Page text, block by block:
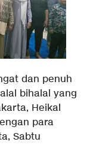
dan penuh
bihalal yang
Heikal
para
Sabtu